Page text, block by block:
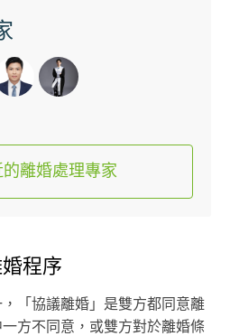
離婚處理專家
程序
「協議離婚」是雙方都同意離
方不同意，或雙方對於離婚條